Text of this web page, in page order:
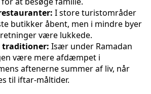
I store turistområder
butikker åbent, men i mindre byer
være lukkede.
traditioner: Især under Ramadan
være mere afdæmpet i
aftenerne summer af liv, når
til iftar-måltider.